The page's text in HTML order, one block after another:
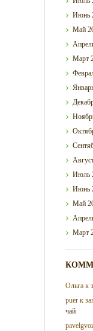
Июнь
Май
Март
Июль
Июнь
Май
Март
Ольга к
puer к
чай